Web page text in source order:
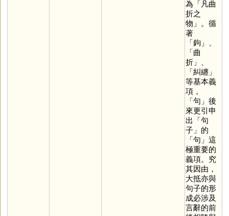
為「凡曲
折之
物」。循
著
「鉤」、
「曲
折」、
「糾纏」
等基本義
項，
「句 」後
來更引申
出「句
子」的
「句 」這
極重要的
義項。究
其因由，
大抵亦與
句子的形
成必涉及
言辭的前